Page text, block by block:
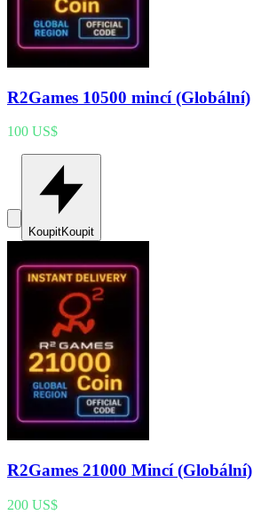
R2Games 10500 mincí (Globální)
100 US$
KoupitKoupit
R2Games 21000 Mincí (Globální)
200 US$